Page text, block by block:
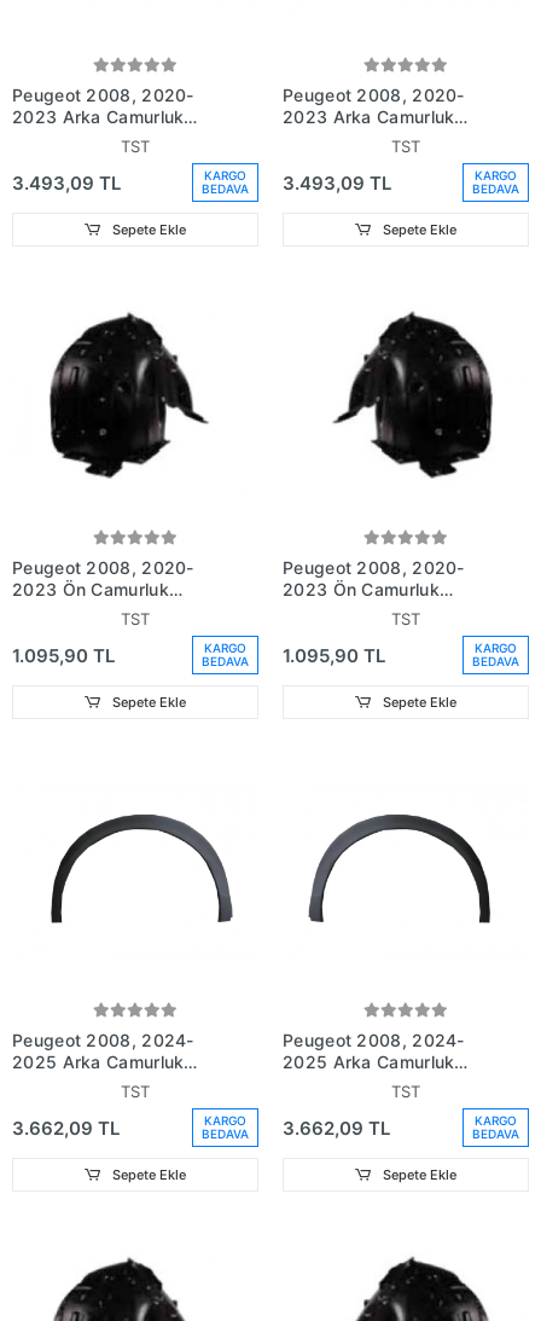
Peugeot 2008, 2020-
2023 Arka Çamurluk
Dodik Plastiği Sağ Siyah
No:98257365Xt)
TST
3.493,09 TL
KARGO
BEDAVA
Sepete Ekle
Peugeot 2008, 2020-
2023 Arka Çamurluk
Dodik Plastiği Sol Siyah
No:98257367Xt)
TST
3.493,09 TL
KARGO
BEDAVA
Sepete Ekle
Peugeot 2008, 2020-
2023 Ön Çamurluk
Davlumbazı Sağ (Oem
TST
1.095,90 TL
KARGO
BEDAVA
Sepete Ekle
Peugeot 2008, 2020-
2023 Ön Çamurluk
Davlumbazı Sol (Oem No:
TST
1.095,90 TL
KARGO
BEDAVA
Sepete Ekle
Peugeot 2008, 2024-
2025 Arka Çamurluk
Dodik Plastiği Sağ Siyah
(98257365Xt))
TST
3.662,09 TL
KARGO
BEDAVA
Sepete Ekle
Peugeot 2008, 2024-
2025 Arka Çamurluk
Dodik Plastiği Sol Siyah
(98257367Xt))
TST
3.662,09 TL
KARGO
BEDAVA
Sepete Ekle